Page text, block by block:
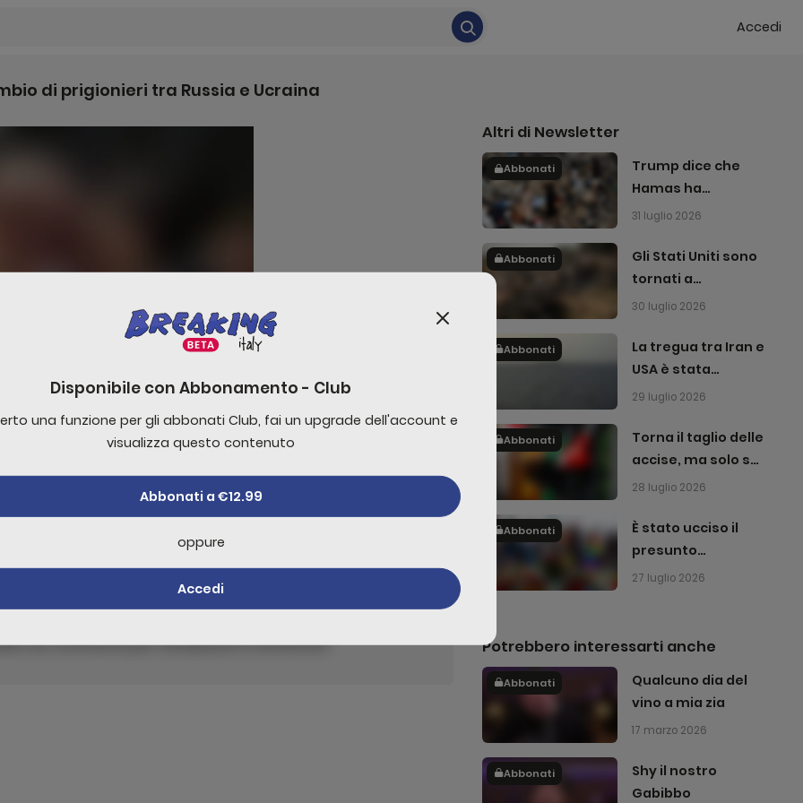
Accedi
di prigionieri tra Russia e Ucraina
duis non class fringilla rhoncus aliquet accumsan justo nulla
un commento è necessario effettuare
non sufficente per visualizzare il contenuto
Altri di Newsletter
Abbonati
Trump dice che
Hamas ha
accettato di
31 luglio 2026
Abbonati
Gli Stati Uniti sono
tornati a
bombardare l'Iran
30 luglio 2026
Abbonati
La tregua tra Iran e
USA è stata
interrotta
29 luglio 2026
Abbonati
Torna il taglio delle
accise, ma solo sul
gasolio
28 luglio 2026
Abbonati
È stato ucciso il
presunto
attentatore del
27 luglio 2026
Potrebbero interessarti anche
Abbonati
Qualcuno dia del
vino a mia zia
17 marzo 2026
Abbonati
Shy il nostro
Gabibbo
Disponibile con Abbonamento - Club
una funzione per gli abbonati Club, fai un upgrade dell'account e
visualizza questo contenuto
Abbonati a €12.99
oppure
Accedi